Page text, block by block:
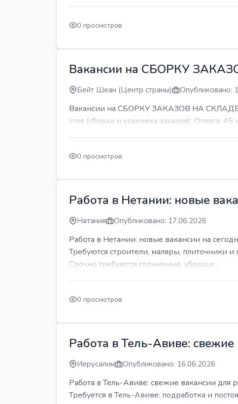
0 просмотров
Вакансии на СБОРКУ
Бейт Шеан (Центр страны) Опубликовано:
Вакансии на СБОРКУ ЗАКАЗОВ НА СКЛАДЕ: с
стоя (сборка и упаковка заказов). Оплата:
0 просмотров
Работа в Нетании: новые
Натания Опубликовано: 17.06.2026
Работа в Нетании: новые вакансии на
Требуются строители, маляры, плиточники
Срочно требуются горничные, уборщи...
0 просмотров
Работа в Тель-Авиве:
Иерусалим Опубликовано: 16.06.2026
Работа в Тель-Авиве: свежие вакансии для
Требуется в Тель-Авиве: подработка и